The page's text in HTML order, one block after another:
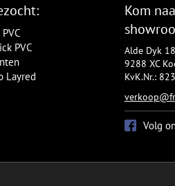
PVC
Layred
Kom
Alde Dyk
9288 XC
KvK.Nr.:
Volg